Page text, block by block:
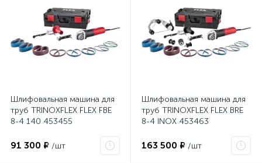
Шлифовальная машина для
труб TRINOXFLEX FLEX FBE
8-4 140 453455
91 300 ₽ /шт
Шлифовальная машина для
труб TRINOXFLEX FLEX BRE
8-4 INOX 453463
163 500 ₽ /шт